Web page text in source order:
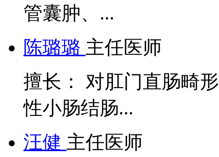
管囊肿、...
陈璐璐 主任医师
擅长： 对肛门直肠畸
性小肠结肠...
汪健 主任医师